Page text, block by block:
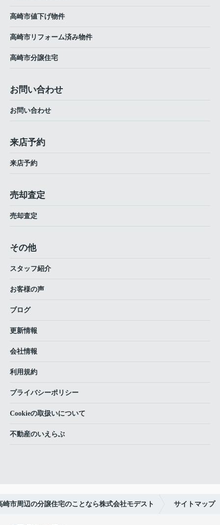
高崎市値下げ物件
高崎市リフォーム済み物件
高崎市分譲住宅
お問い合わせ
お問い合わせ
来店予約
来店予約
売却査定
売却査定
その他
スタッフ紹介
お客様の声
ブログ
更新情報
会社情報
利用規約
プライバシーポリシー
Cookieの取扱いについて
不動産のいえらぶ
崎市周辺の分譲住宅のことなら株式会社モデスト サイトマップ